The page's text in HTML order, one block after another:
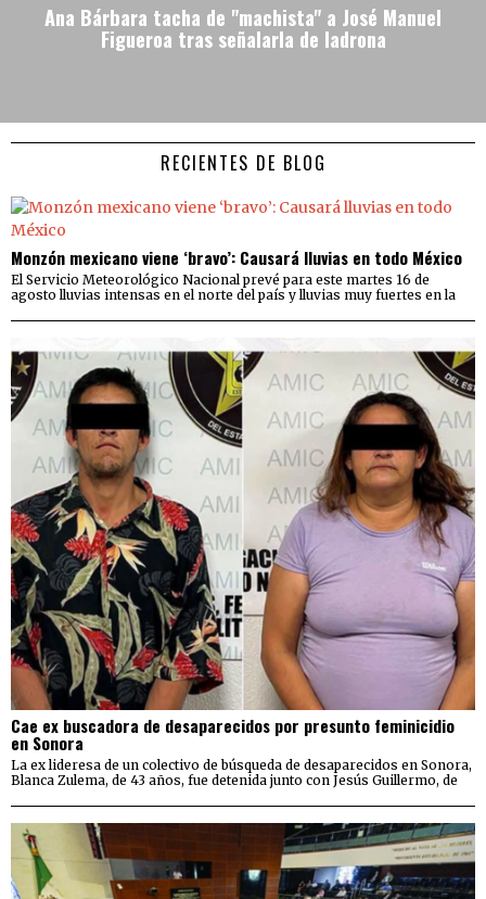
Ana Bárbara tacha de "machista" a José Manuel
Figueroa tras señalarla de ladrona
RECIENTES DE BLOG
Monzón mexicano viene ‘bravo’: Causará lluvias en todo México
El Servicio Meteorológico Nacional prevé para este martes 16 de
agosto lluvias intensas en el norte del país y lluvias muy fuertes en la
Cae ex buscadora de desaparecidos por presunto feminicidio
en Sonora
La ex lideresa de un colectivo de búsqueda de desaparecidos en Sonora,
Blanca Zulema, de 43 años, fue detenida junto con Jesús Guillermo, de